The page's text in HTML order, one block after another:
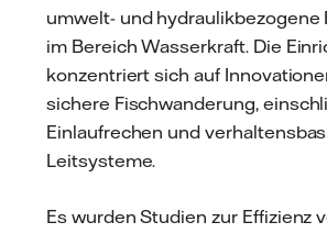
umwelt- und hydraulikbezogene
im Bereich Wasserkraft. Die
konzentriert sich auf
sichere Fischwanderung,
Einlaufrechen und
Leitsysteme.
Es wurden Studien zur Effizienz